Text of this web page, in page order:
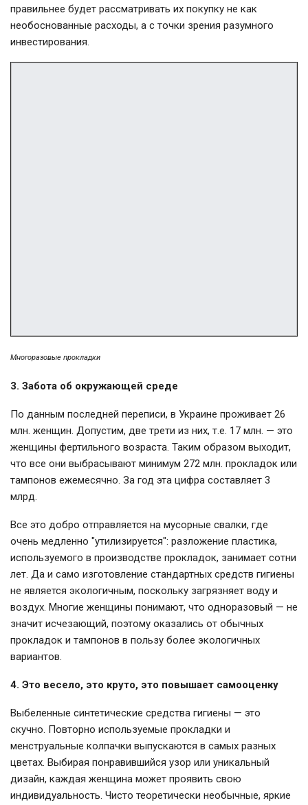
правильнее будет рассматривать их покупку не как
необоснованные расходы, а с точки зрения разумного
инвестирования.
Многоразовые прокладки
3. Забота об окружающей среде
По данным последней переписи, в Украине проживает 26
млн. женщин. Допустим, две трети из них, т.е. 17 млн. — это
женщины фертильного возраста. Таким образом выходит,
что все они выбрасывают минимум 272 млн. прокладок или
тампонов ежемесячно. За год эта цифра составляет 3
млрд.
Все это добро отправляется на мусорные свалки, где
очень медленно "утилизируется": разложение пластика,
используемого в производстве прокладок, занимает сотни
лет. Да и само изготовление стандартных средств гигиены
не является экологичным, поскольку загрязняет воду и
воздух. Многие женщины понимают, что одноразовый — не
значит исчезающий, поэтому оказались от обычных
прокладок и тампонов в пользу более экологичных
вариантов.
4. Это весело, это круто, это повышает самооценку
Выбеленные синтетические средства гигиены — это
скучно. Повторно используемые прокладки и
менструальные колпачки выпускаются в самых разных
цветах. Выбирая понравившийся узор или уникальный
дизайн, каждая женщина может проявить свою
индивидуальность. Чисто теоретически необычные, яркие